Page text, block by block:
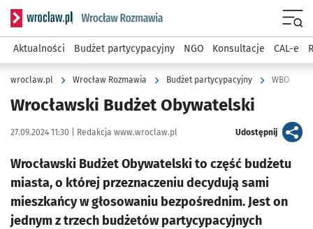
Serwis informacyjny wroclaw.pl podserwis: Rozmawia
Aktualności Budżet partycypacyjny NGO Konsultacje CAL-e
wroclaw.pl Wrocław Rozmawia Budżet partycypacyjny WBO
Wrocławski Budżet Obywatelski
Data publikacji:
27.09.2024 11:30 | Autor:
Redakcja www.wroclaw.pl Udostępnijartykuł
Wrocławski Budżet Obywatelski to część budżetu
miasta, o której przeznaczeniu decydują sami
mieszkańcy w głosowaniu bezpośrednim. Jest on
jednym z trzech budżetów partycypacyjnych